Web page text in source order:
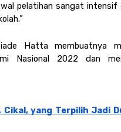
pelatihan sangat
Hatta membuatnya
Nasional 2022 dan
yang Terpilih Jadi